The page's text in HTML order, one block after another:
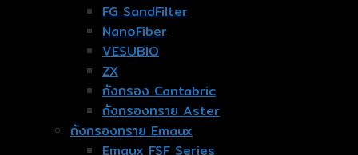
FG SandFilter
NanoFiber
VESUBIO
ZX
ถังกรอง Cantabric
ถังกรองทราย Aster
ถังกรองทราย Emaux
Emaux FSF Series